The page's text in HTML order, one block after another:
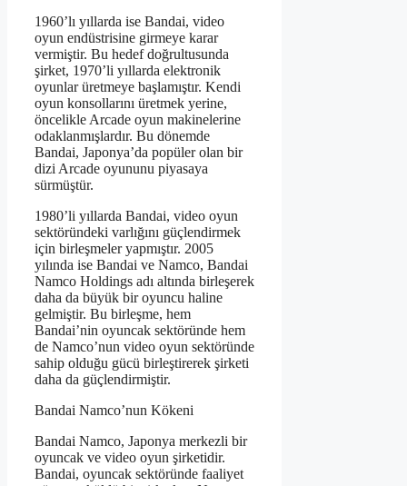
1960’lı yıllarda ise Bandai, video
oyun endüstrisine girmeye karar
vermiştir. Bu hedef doğrultusunda
şirket, 1970’li yıllarda elektronik
oyunlar üretmeye başlamıştır. Kendi
oyun konsollarını üretmek yerine,
öncelikle Arcade oyun makinelerine
odaklanmışlardır. Bu dönemde
Bandai, Japonya’da popüler olan bir
dizi Arcade oyununu piyasaya
sürmüştür.
1980’li yıllarda Bandai, video oyun
sektöründeki varlığını güçlendirmek
için birleşmeler yapmıştır. 2005
yılında ise Bandai ve Namco, Bandai
Namco Holdings adı altında birleşerek
daha da büyük bir oyuncu haline
gelmiştir. Bu birleşme, hem
Bandai’nin oyuncak sektöründe hem
de Namco’nun video oyun sektöründe
sahip olduğu gücü birleştirerek şirketi
daha da güçlendirmiştir.
Bandai Namco’nun Kökeni
Bandai Namco, Japonya merkezli bir
oyuncak ve video oyun şirketidir.
Bandai, oyuncak sektöründe faaliyet